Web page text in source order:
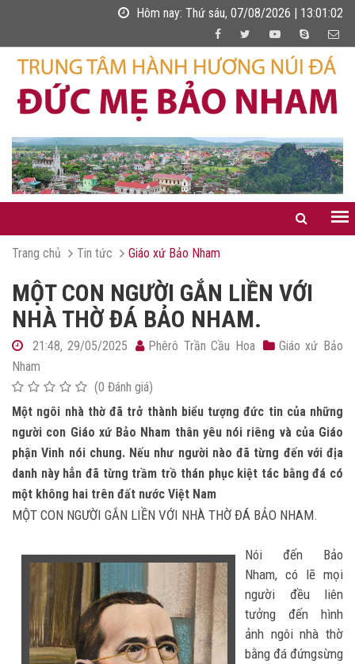
Hôm nay: Thứ sáu, 07/08/2026 | 13:01:03
Trang chủ Tin tức Giáo xứ Bảo Nham
MỘT CON NGƯỜI GẮN LIỀN VỚI
NHÀ THỜ ĐÁ BẢO NHAM.
21:48, 29/05/2025 Phêrô Trần Cầu Hoa
Giáo xứ Bảo
Nham
(0 Đánh giá)
Một ngôi nhà thờ đã trở thành biểu tượng đức tin của những
người con Giáo xứ Bảo Nham thân yêu nói riêng và của Giáo
phận Vinh nói chung. Nếu như người nào đã từng đến với địa
danh này hẳn đã từng trầm trồ thán phục kiệt tác bằng đá có
một không hai trên đất nước Việt Nam
MỘT CON NGƯỜI GẮN LIỀN VỚI NHÀ THỜ ĐÁ BẢO NHAM.
Nói đến Bảo
Nham, có lẽ mọi
người đều liên
tưởng đến hình
ảnh ngôi nhà thờ
bằng đá đứngsừng